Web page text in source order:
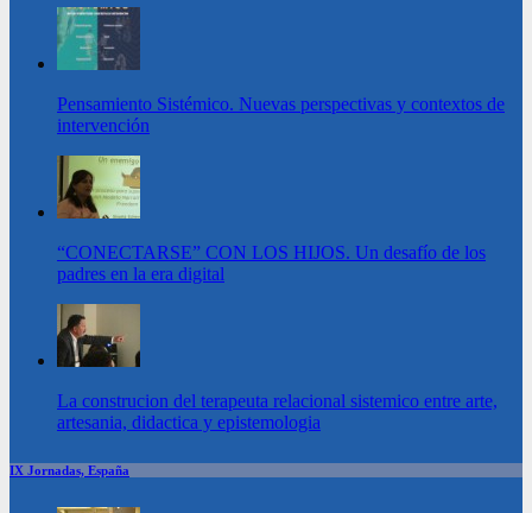
Pensamiento Sistémico. Nuevas perspectivas y contextos de
intervención
“CONECTARSE” CON LOS HIJOS. Un desafío de los
padres en la era digital
La construcion del terapeuta relacional sistemico entre arte,
artesania, didactica y epistemologia
IX Jornadas, España